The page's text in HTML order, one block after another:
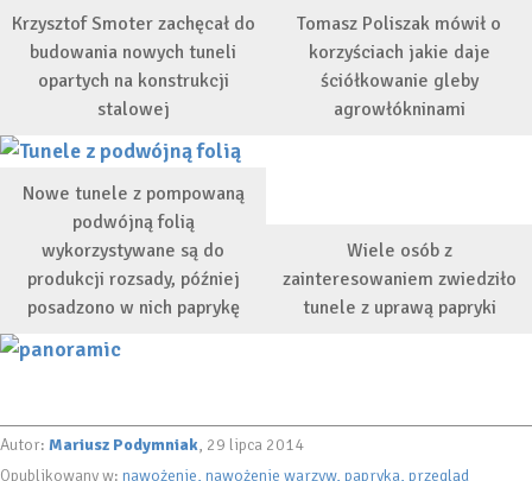
Krzysztof Smoter zachęcał do
budowania nowych tuneli
opartych na konstrukcji
stalowej
Tomasz Poliszak mówił o
korzyściach jakie daje
ściółkowanie gleby
agrowłókninami
Nowe tunele z pompowaną
podwójną folią
wykorzystywane są do
produkcji rozsady, później
posadzono w nich paprykę
Wiele osób z
zainteresowaniem zwiedziło
tunele z uprawą papryki
Autor: Mariusz Podymniak, 29 lipca 2014
Opublikowany w: nawożenie nawożenie warzyw papryka przegląd